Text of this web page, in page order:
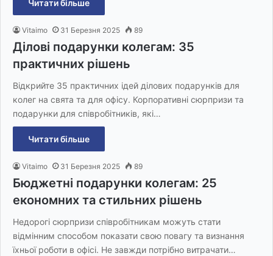
Читати більше
Vitaimo 31 Березня 2025 89
Ділові подарунки колегам: 35
практичних рішень
Відкрийте 35 практичних ідей ділових подарунків для
колег на свята та для офісу. Корпоративні сюрпризи та
подарунки для співробітників, які…
Читати більше
Vitaimo 31 Березня 2025 89
Бюджетні подарунки колегам: 25
економних та стильних рішень
Недорогі сюрпризи співробітникам можуть стати
відмінним способом показати свою повагу та визнання
їхньої роботи в офісі. Не завжди потрібно витрачати…